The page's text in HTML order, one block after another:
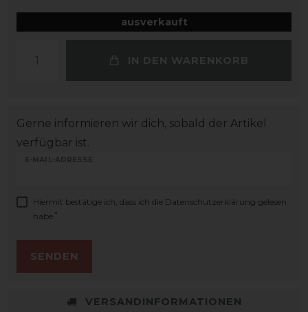
ausverkauft
IN DEN WARENKORB
Gerne informieren wir dich, sobald der Artikel
verfügbar ist.
E-MAIL-ADRESSE
Hiermit bestätige ich, dass ich die Daten­schutz­erklärung gelesen
habe. *
SENDEN
VERSANDINFORMATIONEN